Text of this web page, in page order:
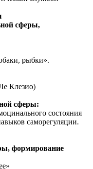
сферы,
рыбки».
Клезио)
сферы:
состояния
саморегуляции.
формирование